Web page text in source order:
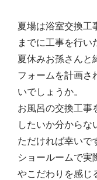
夏場は浴室交換工
までに工事を行い
夏休みお孫さんと
フォームを計画さ
いでしょうか。
お風呂の交換工事
したいか分からな
ただければ幸いで
ショールームで実
やこだわりを感じ